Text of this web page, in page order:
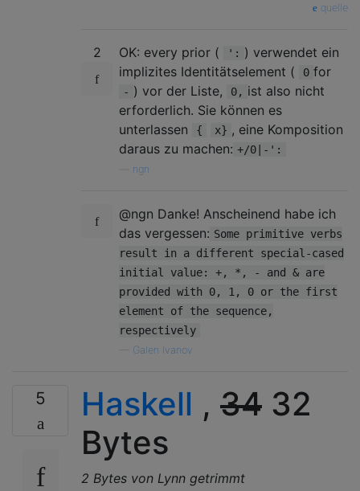
quelle
2 OK: every prior ( ': ) verwendet ein
implizites Identitätselement (
0 for
- ) vor der Liste, 0, ist also nicht
erforderlich. Sie können es
unterlassen
{ x} , eine Komposition
daraus zu machen: +/0|-':
ngn
@ngn Danke! Anscheinend habe ich
das vergessen: Some primitive verbs
result in a different special-cased
initial value: +, *, - and & are
provided with 0, 1, 0 or the first
element of the sequence,
respectively
Galen Ivanov
5 Haskell , 34 32
Bytes
2 Bytes von Lynn getrimmt